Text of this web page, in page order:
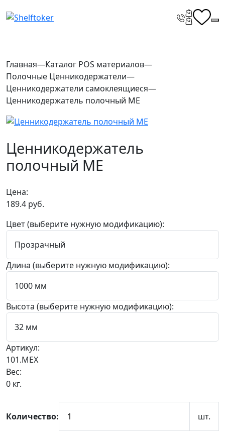
Главная—Каталог POS материалов—
Полочные Ценникодержатели—
Ценникодержатели самоклеящиеся—
Ценникодержатель полочный ME
Ценникодержатель
полочный ME
Цена:
189.4 руб.
Цвет (выберите нужную модификацию):
Длина (выберите нужную модификацию):
Высота (выберите нужную модификацию):
Артикул:
101.MEX
Вес:
0 кг.
Количество: шт.